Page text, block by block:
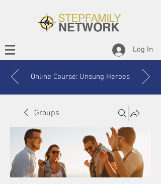
Log In
Online Course: Unsung Heroes
Groups